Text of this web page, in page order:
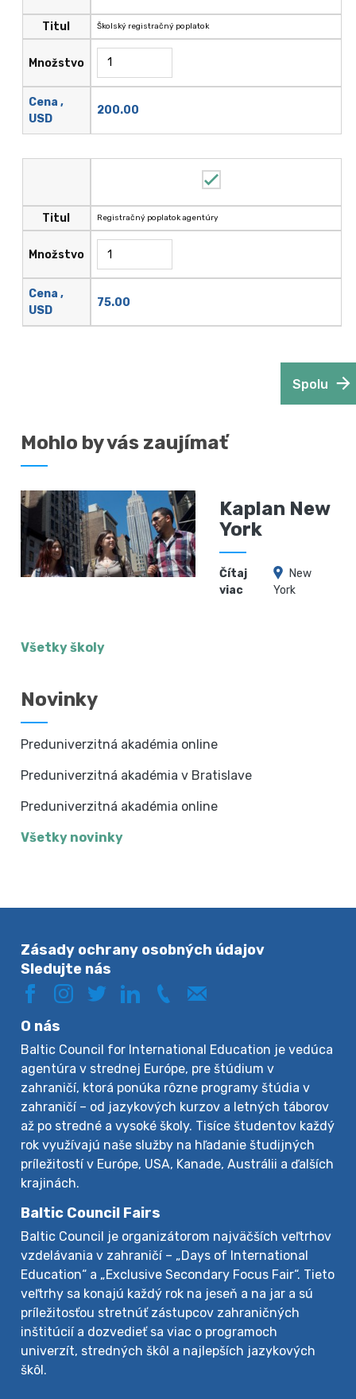
Titul
Množstvo
Cena ,
USD
Školský registračný poplatok
200.00
Titul
Množstvo
Cena ,
USD
Registračný poplatok agentúry
75.00
Spolu
Mohlo by vás zaujímať
Kaplan New
York
Čítaj
viac
New
York
Všetky školy
Novinky
Preduniverzitná akadémia online
Preduniverzitná akadémia v Bratislave
Preduniverzitná akadémia online
Všetky novinky
Zásady ochrany osobných údajov
Sledujte nás
O nás
Baltic Council for International Education je vedúca
agentúra v strednej Európe, pre štúdium v
zahraničí, ktorá ponúka rôzne programy štúdia v
zahraničí – od jazykových kurzov a letných táborov
až po stredné a vysoké školy. Tisíce študentov každý
rok využívajú naše služby na hľadanie študijných
príležitostí v Európe, USA, Kanade, Austrálii a ďalších
krajinách.
Baltic Council Fairs
Baltic Council je organizátorom najväčších veľtrhov
vzdelávania v zahraničí – „Days of International
Education“ a „Exclusive Secondary Focus Fair“. Tieto
veľtrhy sa konajú každý rok na jeseň a na jar a sú
príležitosťou stretnúť zástupcov zahraničných
inštitúcií a dozvedieť sa viac o programoch
univerzít, stredných škôl a najlepších jazykových
škôl.